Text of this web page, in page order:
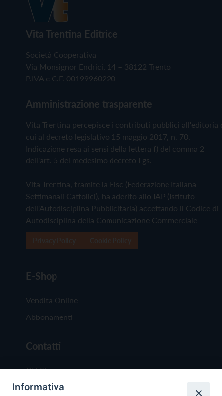
Vita Trentina Editrice
Società Cooperativa
Via Monsignor Endrici, 14 – 38122 Trento
P.IVA e C.F. 00199960220
Amministrazione trasparente
Vita Trentina percepisce i contributi pubblici all'editoria
cui al decreto legislativo 15 maggio 2017, n. 70.
Indicazione resa ai sensi della lettera f) del comma 2
dell'art. 5 del medesimo decreto Lgs.
Vita Trentina, tramite la Fisc (Federazione Italiana
Settimanali Cattolici), ha aderito allo IAP (Istituto
dell'Autodisciplina Pubblicitaria) accettando il Codice di
Autodisciplina della Comunicazione Commerciale
E-Shop
Vendita Online
Abbonamenti
Contatti
Chi Siamo
Redazione
Informativa